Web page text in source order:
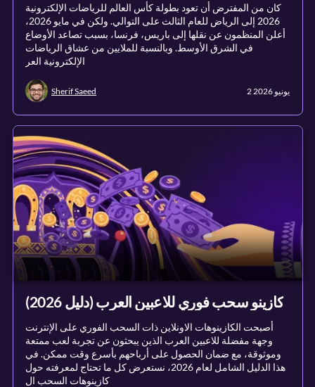
كان من المفترض أن تعود بطولة كأس العالم للرياضات الإلكترونية
2026 إلى الرياض للعام الثالث على التوالي. ولكن في مايو 2026،
أعلن المنظمون عن نقلها إلى باريس، فرنسا، بسبب تصاعد الأوضاع
في الشرق الأوسط. وبالنسبة للملايين من عشاق الرياضات
الإلكترونية العر
Sherif Saeed 2 يونيو 2026
كازينو سحب فوري للاعبين العرب (دليل 2026)
أصبحت الكازينوهات الاونلاين ذات السحب الفوري على الإنترنت
وجهة مفضلة للاعبين العرب الذين يبحثون عن تجربة لعب ممتعة
وموثوقة، مع ضمان الحصول على أرباحهم بأسرع وقت ممكن. في
هذا الدليل الشامل لعام 2026، نستعرض كل ما تحتاج لمعرفته حول
كازينوهات السحب ال